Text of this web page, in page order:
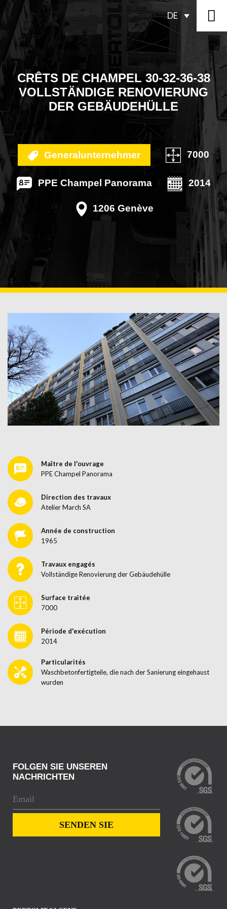
DE
CRÊTS DE CHAMPEL 30-32-36-38
VOLLSTÄNDIGE RENOVIERUNG
DER GEBÄUDEHÜLLE
Generalunternehmer 7000
PPE Champel Panorama 2014
1206 Genève
Maître de l'ouvrage
PPE Champel Panorama
Direction des travaux
Atelier March SA
Année de construction
1965
Travaux engagés
Vollständige Renovierung der Gebäudehülle
Surface traitée
7000
Période d'exécution
2014
Particularités
Waschbetonfertigteile, die nach der Sanierung eingehaust
wurden
FOLGEN SIE UNSEREN
NACHRICHTEN